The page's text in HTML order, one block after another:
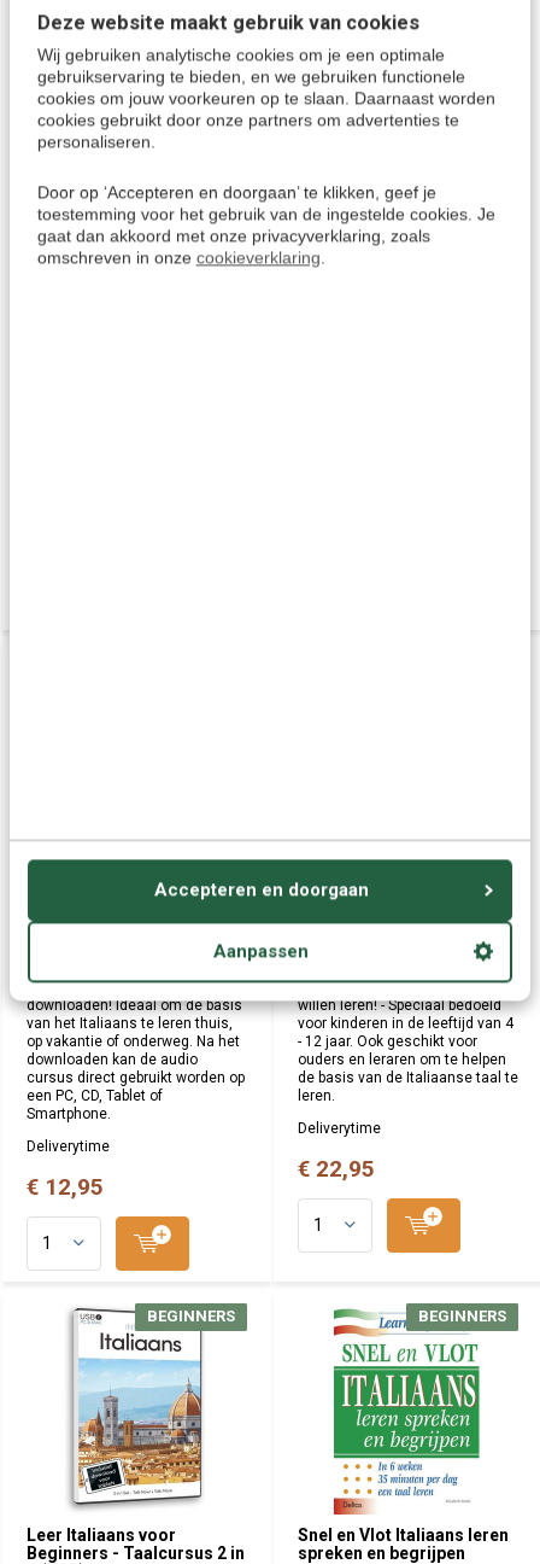
Deze website maakt gebruik van cookies
Wij gebruiken analytische cookies om je een optimale
gebruikservaring te bieden, en we gebruiken functionele
cookies om jouw voorkeuren op te slaan. Daarnaast worden
cookies gebruikt door onze partners om advertenties te
personaliseren.
Door op ‘Accepteren en doorgaan’ te klikken, geef je
toestemming voor het gebruik van de ingestelde cookies. Je
gaat dan akkoord met onze privacyverklaring, zoals
omschreven in onze cookieverklaring.
Accepteren en doorgaan
Aanpassen
Van Dale
Beeldwoordenboek
Nederlands - Italiaans
-5%
-5%
Italiaans leren voor
vakantie - Luistercursus
Italiaans [Audio taalcursus
Eenvoudig Italiaans voor
Beginners - Audio
taalcursus (Download)
vanuit het Nederlands. Direct te
downloaden! Ideaal om de basis
van het Italiaans te leren thuis,
op vakantie of onderweg. Na het
downloaden kan de audio
cursus direct gebruikt worden op
een PC, CD, Tablet of
Smartphone.
Deliverytime
€ 12,95
Cursus Italiaans voor
kinderen - Woordentrainer
Italiaans
die op een leuke manier Italiaans
willen leren! - Speciaal bedoeld
voor kinderen in de leeftijd van 4
- 12 jaar. Ook geschikt voor
ouders en leraren om te helpen
de basis van de Italiaanse taal te
leren.
Deliverytime
€ 22,95
Leer Italiaans voor
Beginners - Taalcursus 2 in
BEGINNERS
BEGINNERS
Snel en Vlot Italiaans leren
spreken en begrijpen
BEGINNERS
BEGINNERS